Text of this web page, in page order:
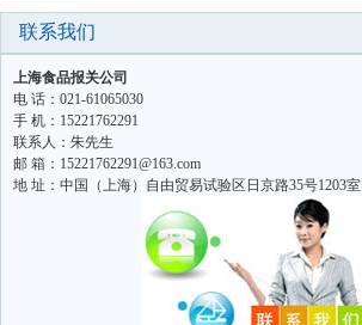
联系我们
上海食品报关公司
电 话：021-61065030
手 机：15221762291
联系人：朱先生
邮 箱：15221762291@163.com
地 址：中国（上海）自由贸易试验区日京路35号1203室